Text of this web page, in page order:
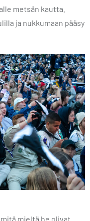
metsän kautta.
ja nukkumaan pääsy
mieltä he olivat